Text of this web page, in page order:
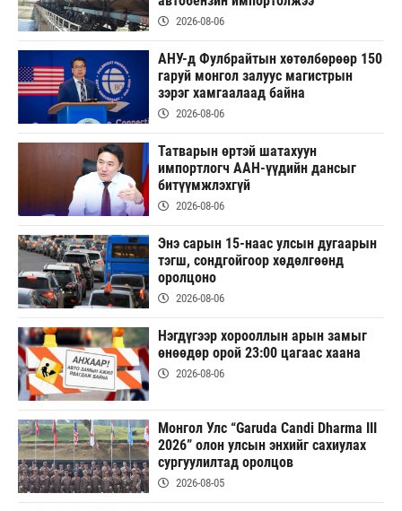
2026-08-06
АНУ-д Фулбрайтын хөтөлбөрөөр 150
гаруй монгол залуус магистрын
зэрэг хамгаалаад байна
2026-08-06
Татварын өртэй шатахуун
импортлогч ААН-үүдийн дансыг
битүүмжлэхгүй
2026-08-06
Энэ сарын 15-наас улсын дугаарын
тэгш, сондгойгоор хөдөлгөөнд
оролцоно
2026-08-06
Нэгдүгээр хорооллын арын замыг
өнөөдөр орой 23:00 цагаас хаана
2026-08-06
Монгол Улс “Garuda Candi Dharma III
2026” олон улсын энхийг сахиулах
сургуулилтад оролцов
2026-08-05